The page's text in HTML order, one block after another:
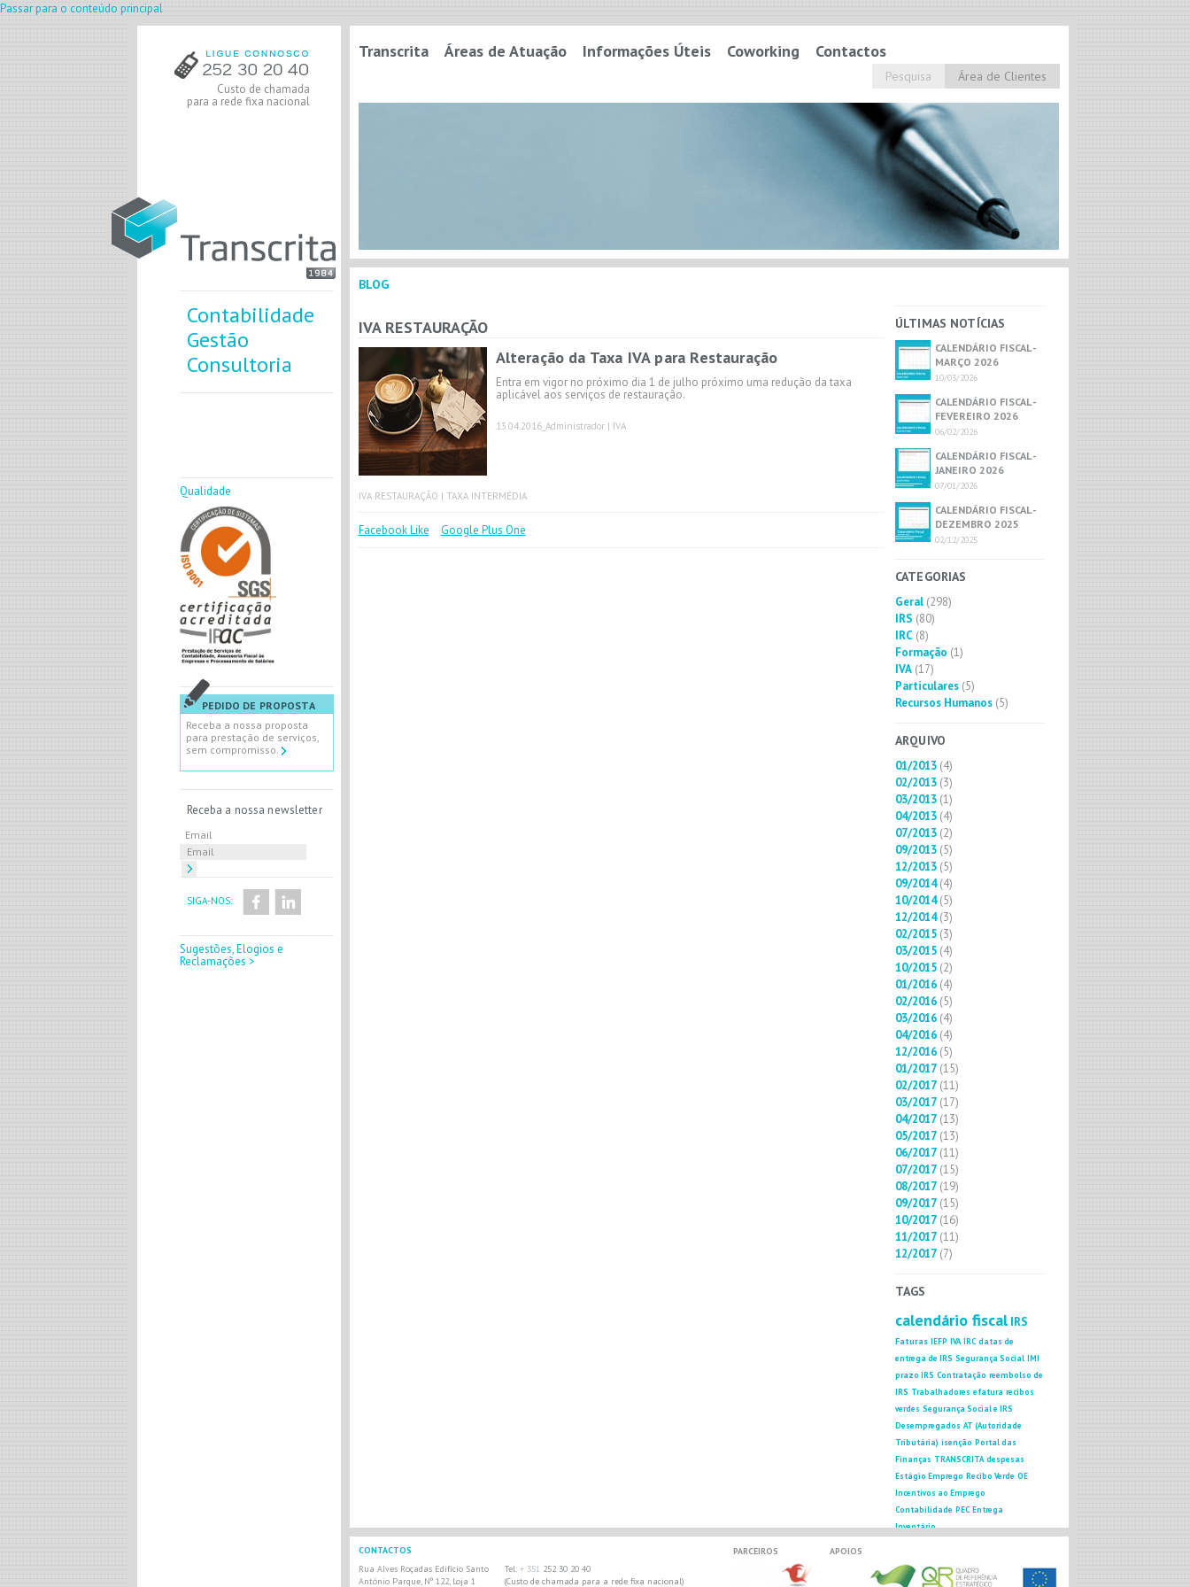
Passar para o conteúdo principal
Custo de chamada
para a rede fixa nacional
Contabilidade
Gestão
Consultoria
Qualidade
PEDIDO DE PROPOSTA
Receba a nossa proposta
para prestação de serviços,
sem compromisso.
Receba a nossa newsletter
Email
SIGA-NOS:
Sugestões, Elogios e
Reclamações >
Transcrita Áreas de Atuação Informações Úteis Coworking Contactos
Pesquisa Área de Clientes
BLOG
IVA RESTAURAÇÃO
Alteração da Taxa IVA para Restauração
Entra em vigor no próximo dia 1 de julho próximo uma redução da taxa
aplicável aos serviços de restauração.
13.04.2016_Administrador | IVA
IVA RESTAURAÇÃO | TAXA INTERMÉDIA
Facebook Like Google Plus One
ÚLTIMAS NOTÍCIAS
CALENDÁRIO FISCAL -
MARÇO 2026
10/03/2026
CALENDÁRIO FISCAL -
FEVEREIRO 2026
06/02/2026
CALENDÁRIO FISCAL -
JANEIRO 2026
07/01/2026
CALENDÁRIO FISCAL -
DEZEMBRO 2025
02/12/2025
CATEGORIAS
Geral (298)
IRS (80)
IRC (8)
Formação (1)
IVA (17)
Particulares (5)
Recursos Humanos (5)
ARQUIVO
01/2013 (4)
02/2013 (3)
03/2013 (1)
04/2013 (4)
07/2013 (2)
09/2013 (5)
12/2013 (5)
09/2014(4)
10/2014(5)
12/2014(3)
02/2015 (3)
03/2015 (4)
10/2015 (2)
01/2016 (4)
02/2016 (5)
03/2016 (4)
04/2016 (4)
12/2016 (5)
01/2017 (15)
02/2017 (11)
03/2017 (17)
04/2017 (13)
05/2017 (13)
06/2017 (11)
07/2017 (15)
08/2017 (19)
09/2017 (15)
10/2017 (16)
11/2017 (11)
12/2017 (7)
TAGS
calendário fiscal IRS
Faturas IEFP IVA IRC datas de
entrega de IRS Segurança Social IMI
prazo IRS Contratação reembolso de
IRS Trabalhadores efatura recibos
verdes Segurança Social e IRS
Desempregados AT (Autoridade
Tributária) isenção Portal das
Finanças TRANSCRITA despesas
Estágio Emprego Recibo Verde OE
Incentivos ao Emprego
Contabilidade PEC Entrega
Inventário
CONTACTOS
Rua Alves Roçadas Edifício Santo
António Parque, Nº 122, Loja 1
Tel: + 351 252 30 20 40
(Custo de chamada para a rede fixa nacional)
APOIOS
PARCEIROS